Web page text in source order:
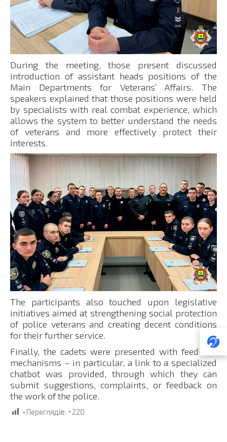
During the meeting, those present discussed
introduction of assistant heads positions of the
Main Departments for Veterans’ Affairs. The
speakers explained that those positions were held
by specialists with real combat experience, which
allows the system to better understand the needs
of veterans and more effectively protect their
interests.
The participants also touched upon legislative
initiatives aimed at strengthening social protection
of police veterans and creating decent conditions
for their further service.
Finally, the cadets were presented with feedback
mechanisms – in particular, a link to a specialized
chatbot was provided, through which they can
submit suggestions, complaints, or feedback on
the work of the police.
Переглядів: 220